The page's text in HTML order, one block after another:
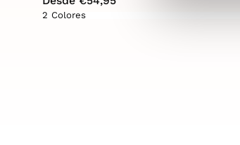
2 Colores